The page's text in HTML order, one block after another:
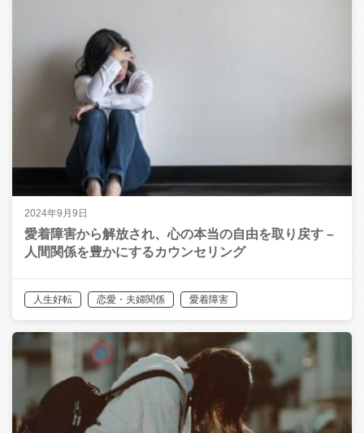
2024年9月9日
愛着障害から解放され、心の本当の自由を取り戻す –
人間関係を豊かにするカウンセリング
人生好転 恋愛・夫婦関係 愛着障害